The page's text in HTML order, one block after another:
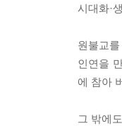
시대화·
원불교
인연을
에 참아
그 밖에